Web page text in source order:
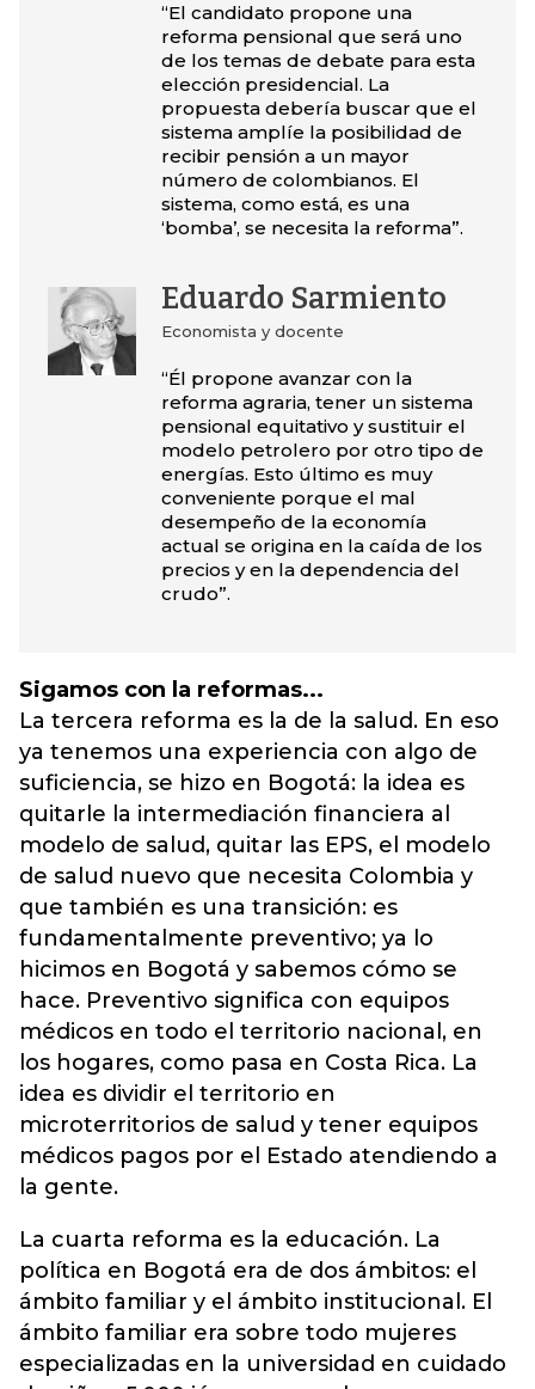
“El candidato propone una
reforma pensional que será uno
de los temas de debate para esta
elección presidencial. La
propuesta debería buscar que el
sistema amplíe la posibilidad de
recibir pensión a un mayor
número de colombianos. El
sistema, como está, es una
‘bomba’, se necesita la reforma”.
Eduardo Sarmiento
Economista y docente
“Él propone avanzar con la
reforma agraria, tener un sistema
pensional equitativo y sustituir el
modelo petrolero por otro tipo de
energías. Esto último es muy
conveniente porque el mal
desempeño de la economía
actual se origina en la caída de los
precios y en la dependencia del
crudo”.
Sigamos con la reformas...
La tercera reforma es la de la salud. En eso
ya tenemos una experiencia con algo de
suficiencia, se hizo en Bogotá: la idea es
quitarle la intermediación financiera al
modelo de salud, quitar las EPS, el modelo
de salud nuevo que necesita Colombia y
que también es una transición: es
fundamentalmente preventivo; ya lo
hicimos en Bogotá y sabemos cómo se
hace. Preventivo significa con equipos
médicos en todo el territorio nacional, en
los hogares, como pasa en Costa Rica. La
idea es dividir el territorio en
microterritorios de salud y tener equipos
médicos pagos por el Estado atendiendo a
la gente.
La cuarta reforma es la educación. La
política en Bogotá era de dos ámbitos: el
ámbito familiar y el ámbito institucional. El
ámbito familiar era sobre todo mujeres
especializadas en la universidad en cuidado